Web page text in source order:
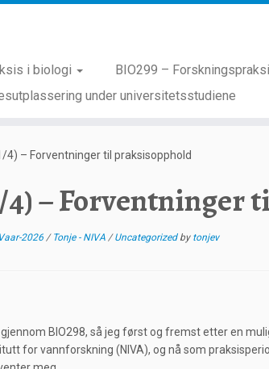
i biologi BIO299 –
under universitetsstudiene
4) – Forventninger til praksisopphold
4) – Forventninger
2026 / Tonje - NIVA /Uncategorized by tonjev
gjennom BIO298, så jeg først og fremst etter en
for vannforskning (NIVA), og nå som